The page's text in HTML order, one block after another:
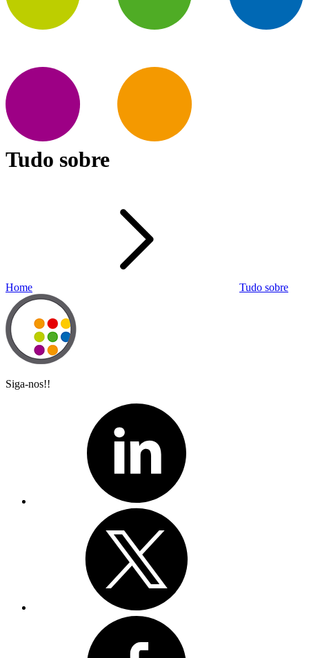
Tudo sobre
Home Tudo sobre
Siga-nos!!